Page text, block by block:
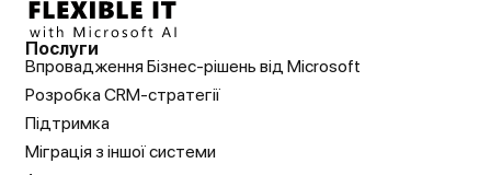
Послуги
Впровадження Бізнес-рішень від Microsoft
Розробка CRM-стратегії
Підтримка
Міграція з іншої системи